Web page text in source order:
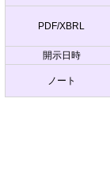
PDF/XBRL
開示日時
ノート